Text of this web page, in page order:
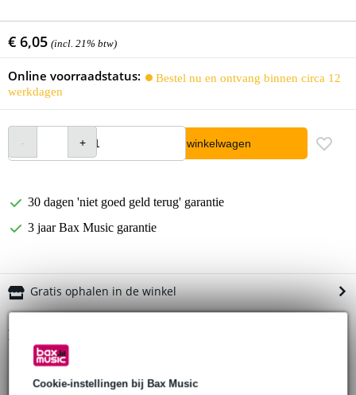
Cookie-instellingen bij Bax Music
€ 6,05 (incl. 21% btw)
Online voorraadstatus:
Bestel nu en ontvang binnen circa 12
werkdagen
In winkelwagen
30 dagen 'niet goed geld terug' garantie
3 jaar Bax Music garantie
Gratis ophalen in de winkel
Productinformatie
Aantal: 1
Materiaal: gegalvaniseerd staal